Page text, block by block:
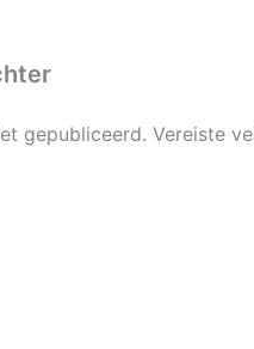
gepubliceerd. Vereiste